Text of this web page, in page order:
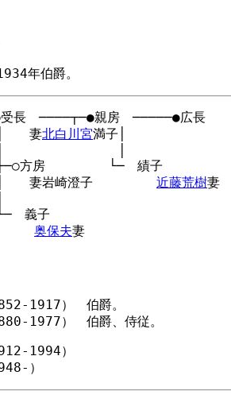
年伯爵。
　────┬─●親房　─────●広長
　妻北白川宮満子│
　　　└─　績子
岩崎澄子 近藤荒樹妻
子
奥保夫妻
1917） 伯爵。
1977） 伯爵、侍従。
1994）
）